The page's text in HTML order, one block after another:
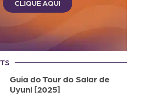
CLIQUE AQUI
Guia do Tour do Salar de
Uyuni [2025]